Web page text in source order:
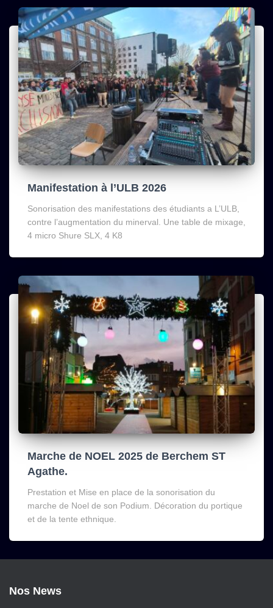
Manifestation à l’ULB 2026
Sonorisation des manifestations des étudiants a L’ULB,
contre l’augmentation du minerval. Une table de mixage,
4 micro Shure SLX, 4 K8
Marche de NOEL 2025 de Berchem ST
Agathe.
Prestation et Mise en place de la sonorisation du
marche de Noel de son Podium. Décoration du portique
et de la tente ethnique.
Nos News